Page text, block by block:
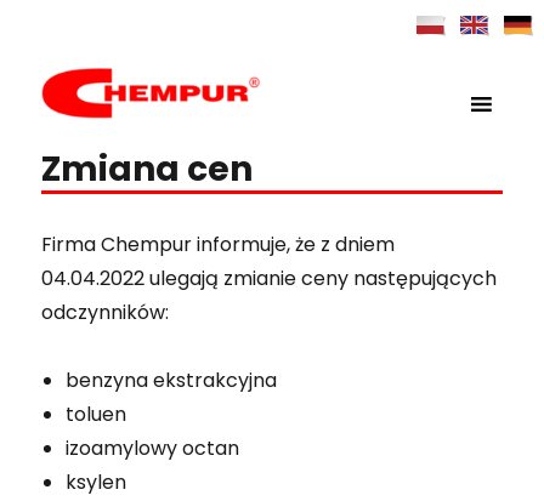
Chempur
Zmiana cen
Firma Chempur informuje, że z dniem
04.04.2022 ulegają zmianie ceny następujących
odczynników:
benzyna ekstrakcyjna
toluen
izoamylowy octan
ksylen